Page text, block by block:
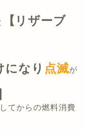
【リザーブ
なり 点滅が
てからの燃料消費